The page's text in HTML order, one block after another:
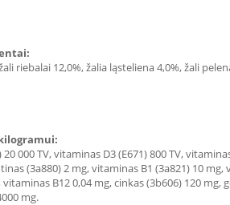
riebalai 12,0%, žalia ląsteliena 4,0%, žali
000 TV, vitaminas D3 (E671) 800 TV,
(3a880) 2 mg, vitaminas B1 (3a821) 10
B12 0,04 mg, cinkas (3b606) 120
mg.